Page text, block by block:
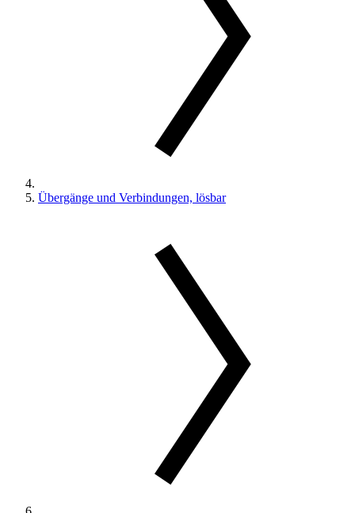
Übergänge und Verbindungen, lösbar